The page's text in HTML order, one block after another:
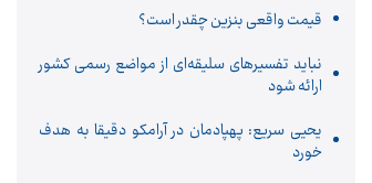
قیمت واقعی بنزین چقدر است؟
نباید تفسیرهای سلیقه‌ای از مواضع رسمی کشور
ارائه شود
یحیی سریع: پهپادمان در آرامکو دقیقا به هدف
خورد